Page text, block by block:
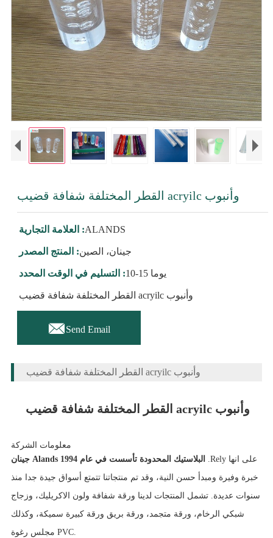
القطر المختلفة شفافة قضيب acryilc وأنبوب
العلامة التجارية :ALANDS
المنتج المصدر :جينان، الصين
التسليم في الوقت المحدد : 10-15 يوما
القطر المختلفة شفافة قضيب acryilc وأنبوب
Send Email
القطر المختلفة شفافة قضيب acryilc وأنبوب
القطر المختلفة شفافة قضيب acryilc وأنبوب
معلومات الشركة
جينان Alands البلاستيك المحدودة تأسست في عام 1994 .Rely على انها
خبرة وفيرة ومبدأ حسن النية، وقد تم منتجاتنا تتمتع أسواق جيدة جدا منذ
سنوات عديدة. تشمل المنتجات لدينا ورقة شفافة ولون الاكريليك، وزجاج
شبكي الرخام، ورقة متجمد، ورقة بريق ورقة كبيرة سميكة، وكذلك
مجلس رغوة PVC.